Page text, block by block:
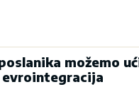
poslanika možemo
evrointegracija